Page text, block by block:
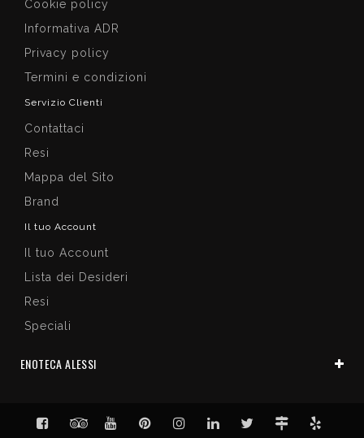
Cookie policy
Informativa ADR
Privacy policy
Termini e condizioni
Servizio Clienti
Contattaci
Resi
Mappa del Sito
Brand
Il tuo Account
Il tuo Account
Lista dei Desideri
Resi
Speciali
ENOTECA ALESSI